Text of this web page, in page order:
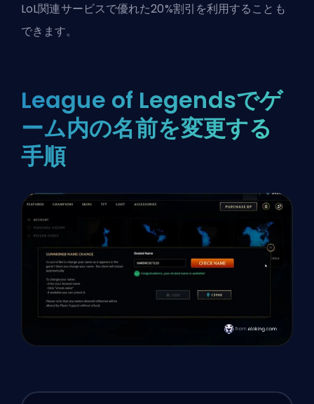
LoL関連サービスで優れた20%割引を利用することも
できます。
League of Legendsでゲ
ーム内の名前を変更する
手順